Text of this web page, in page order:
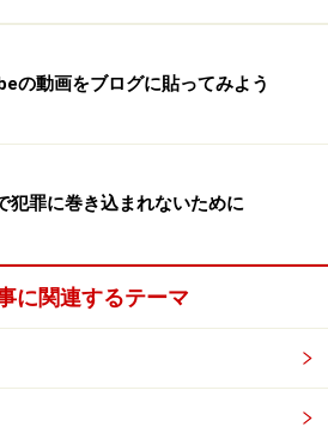
だけに転送エラーが発生するよう
ァイルやフォルダをZIP形式に圧
に圧縮したいファイルやフォル
リックし、「送る」→「圧縮(zip
ーをクリックします。 すると、
成されます。
ァイル(ZIP形式)を作る場合
して unzipコマンドで展開
の動画をブログに貼ってみよう
犯罪に巻き込まれないために
に関連するテーマ